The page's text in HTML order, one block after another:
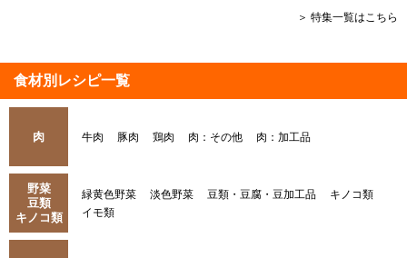
＞ 特集一覧はこちら
食材別レシピ一覧
肉 牛肉 豚肉 鶏肉 肉：その他 肉：加工品
野菜
豆類
キノコ類
緑黄色野菜 淡色野菜 豆類・豆腐・豆加工品
キノコ類
イモ類